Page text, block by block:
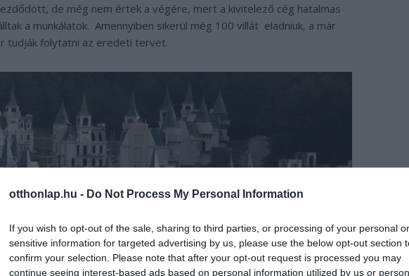
otthonlap.hu - Do Not Process My Personal Information
If you wish to opt-out of the sale, sharing to third parties, or processing of your personal or
sensitive information for targeted advertising by us, please use the below opt-out section
confirm your selection. Please note that after your opt-out request is processed you may
continue seeing interest-based ads based on personal information utilized by us or
de még nem értek a végére, mert a kivitelező cég hatalmas
a munkálatok. Amennyiben sikerül még 100 villát eladniuk, a már
tudják folytatni az eredeti tervet.